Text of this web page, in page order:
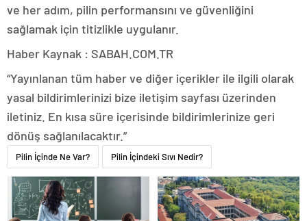
ve her adım, pilin performansını ve güvenliğini
sağlamak için titizlikle uygulanır.
Haber Kaynak : SABAH.COM.TR
“Yayınlanan tüm haber ve diğer içerikler ile ilgili olarak
yasal bildirimlerinizi bize iletişim sayfası üzerinden
iletiniz. En kısa süre içerisinde bildirimlerinize geri
dönüş sağlanılacaktır.”
Pilin İçinde Ne Var? Pilin İçindeki Sıvı Nedir?